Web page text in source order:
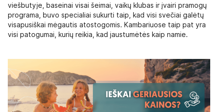
viešbutyje, baseinai visai šeimai, vaikų klubas ir įvairi pramogų
programa, buvo specialiai sukurti taip, kad visi svečiai galėtų
visapusiškai mėgautis atostogomis. Kambariuose taip pat yra
visi patogumai, kurių reikia, kad jaustumėtės kaip namie.